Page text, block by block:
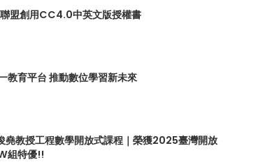
盟創用CC4.0中英文版授權書
教育平台 推動數位學習新未來
堯教授工程數學開放式課程｜榮獲2025臺灣開放
組特優!!